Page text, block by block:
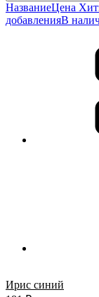
НазваниеЦена
добавленияВ
Ирис синий